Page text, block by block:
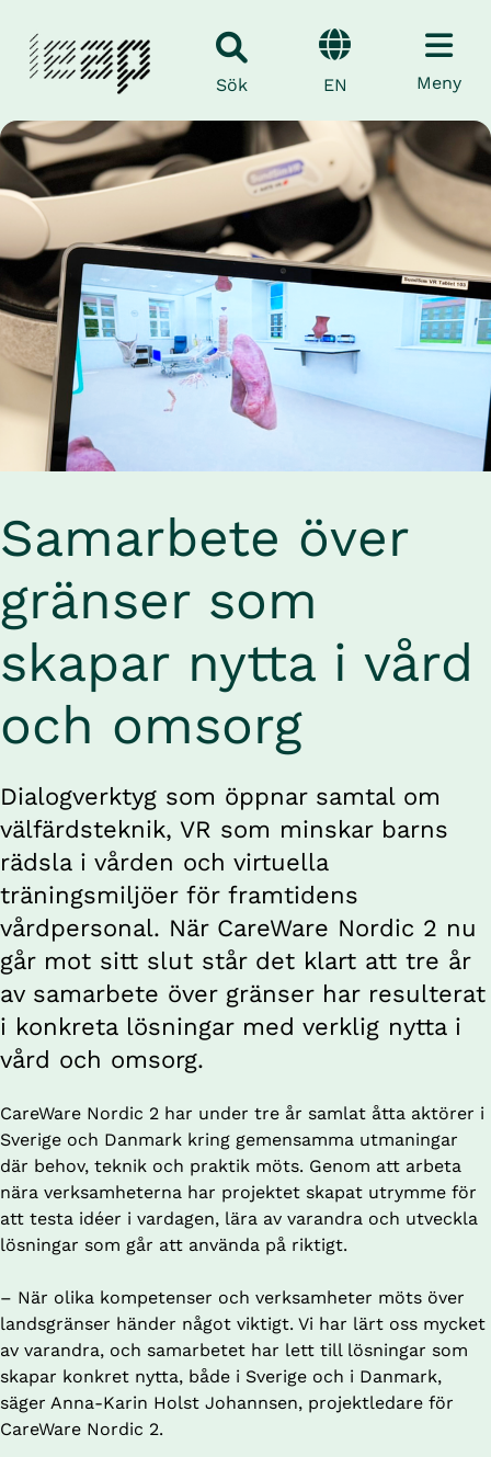
Sök EN Meny
Samarbete över
gränser som
skapar nytta i vård
och omsorg
Dialogverktyg som öppnar samtal om
välfärdsteknik, VR som minskar barns
rädsla i vården och virtuella
träningsmiljöer för framtidens
vårdpersonal. När CareWare Nordic 2 nu
går mot sitt slut står det klart att tre år
av samarbete över gränser har resulterat
i konkreta lösningar med verklig nytta i
vård och omsorg.
CareWare Nordic 2 har under tre år samlat åtta aktörer i
Sverige och Danmark kring gemensamma utmaningar
där behov, teknik och praktik möts. Genom att arbeta
nära verksamheterna har projektet skapat utrymme för
att testa idéer i vardagen, lära av varandra och utveckla
lösningar som går att använda på riktigt.
– När olika kompetenser och verksamheter möts över
landsgränser händer något viktigt. Vi har lärt oss mycket
av varandra, och samarbetet har lett till lösningar som
skapar konkret nytta, både i Sverige och i Danmark,
säger Anna-Karin Holst Johannsen, projektledare för
CareWare Nordic 2.